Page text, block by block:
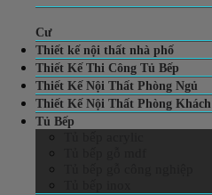
Cư
Thiết kế nội thất nhà phố
Thiết Kế Thi Công Tủ Bếp
Thiết Kế Nội Thất Phòng Ngủ
Thiết Kế Nội Thất Phòng Khách
Tủ Bếp